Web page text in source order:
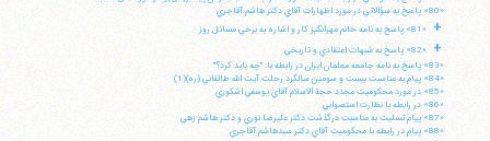
«80» پاسخ به سؤالاتي در مورد اظهارات آقاي دكتر هاشم آقاجري
+ «81» پاسخ به نامه خانم مهرانگيز كار و اشاره به برخي مسائل روز
+
«82» پاسخ به شبهات اعتقادي و تاريخي
«83» پاسخ به نامه جامعه معلمان ايران در رابطه با: "چه بايد كرد؟"
«84» پيام به مناسبت بيست و سومين سالگرد رحلت آيت الله طالقاني (ره)(1)
«85» در مورد محكوميت مجدد حجة الاسلام آقاي يوسفي اشكوري
«86» در رابطه با نظارت استصوابي
«87» پيام تسليت به مناسبت درگذشت دكتر عليرضا نوري و دكتر هاشم زهي
«88» پيام در رابطه با محكوميت آقاي دكتر سيدهاشم آقاجري